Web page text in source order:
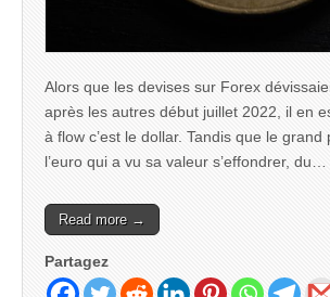
Alors que les devises sur Forex
après les autres début juillet 2022, il en
à flow c’est le dollar. Tandis que le grand
l’euro qui a vu sa valeur s’effondrer, du…
Read more →
Partagez